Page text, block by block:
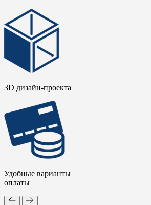
3D дизайн-проекта
Удобные варианты
оплаты